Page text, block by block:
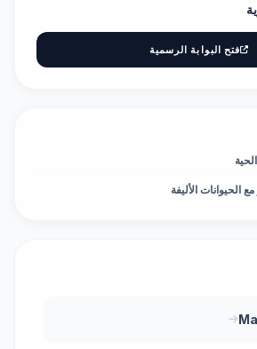
فتح البوابة الرسمية